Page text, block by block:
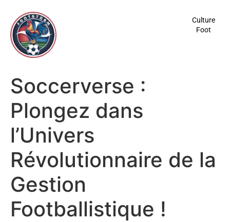
principal
Culture
Foot
Soccerverse :
Plongez dans
l’Univers
Révolutionnaire de la
Gestion
Footballistique !